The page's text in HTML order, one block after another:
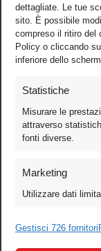
dettagliate. Le tue
sito. È possibile
compreso il ritiro del
Policy o cliccando
inferiore dello
Statistiche
Misurare le
attraverso
fonti diverse.
Marketing
Utilizzare dati
Gestisci 726 fornitori
Games
Test